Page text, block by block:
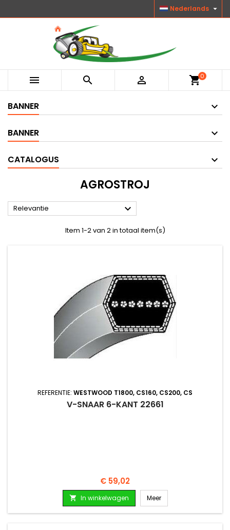
Nederlands 
   shopping_cart0
BANNER
BANNER
CATALOGUS
AGROSTROJ
Relevantie 
Item 1-2 van 2 in totaal item(s)
REFERENTIE: WESTWOOD T1800, CS160, CS200, CS
V-SNAAR 6-KANT 22661
Prijs
€ 59,02
 In winkelwagen Meer